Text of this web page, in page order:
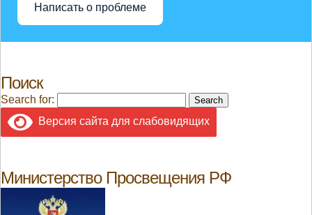
Написать о проблеме
Поиск
Search for:
Версия сайта для слабовидящих
Министерство Просвещения РФ